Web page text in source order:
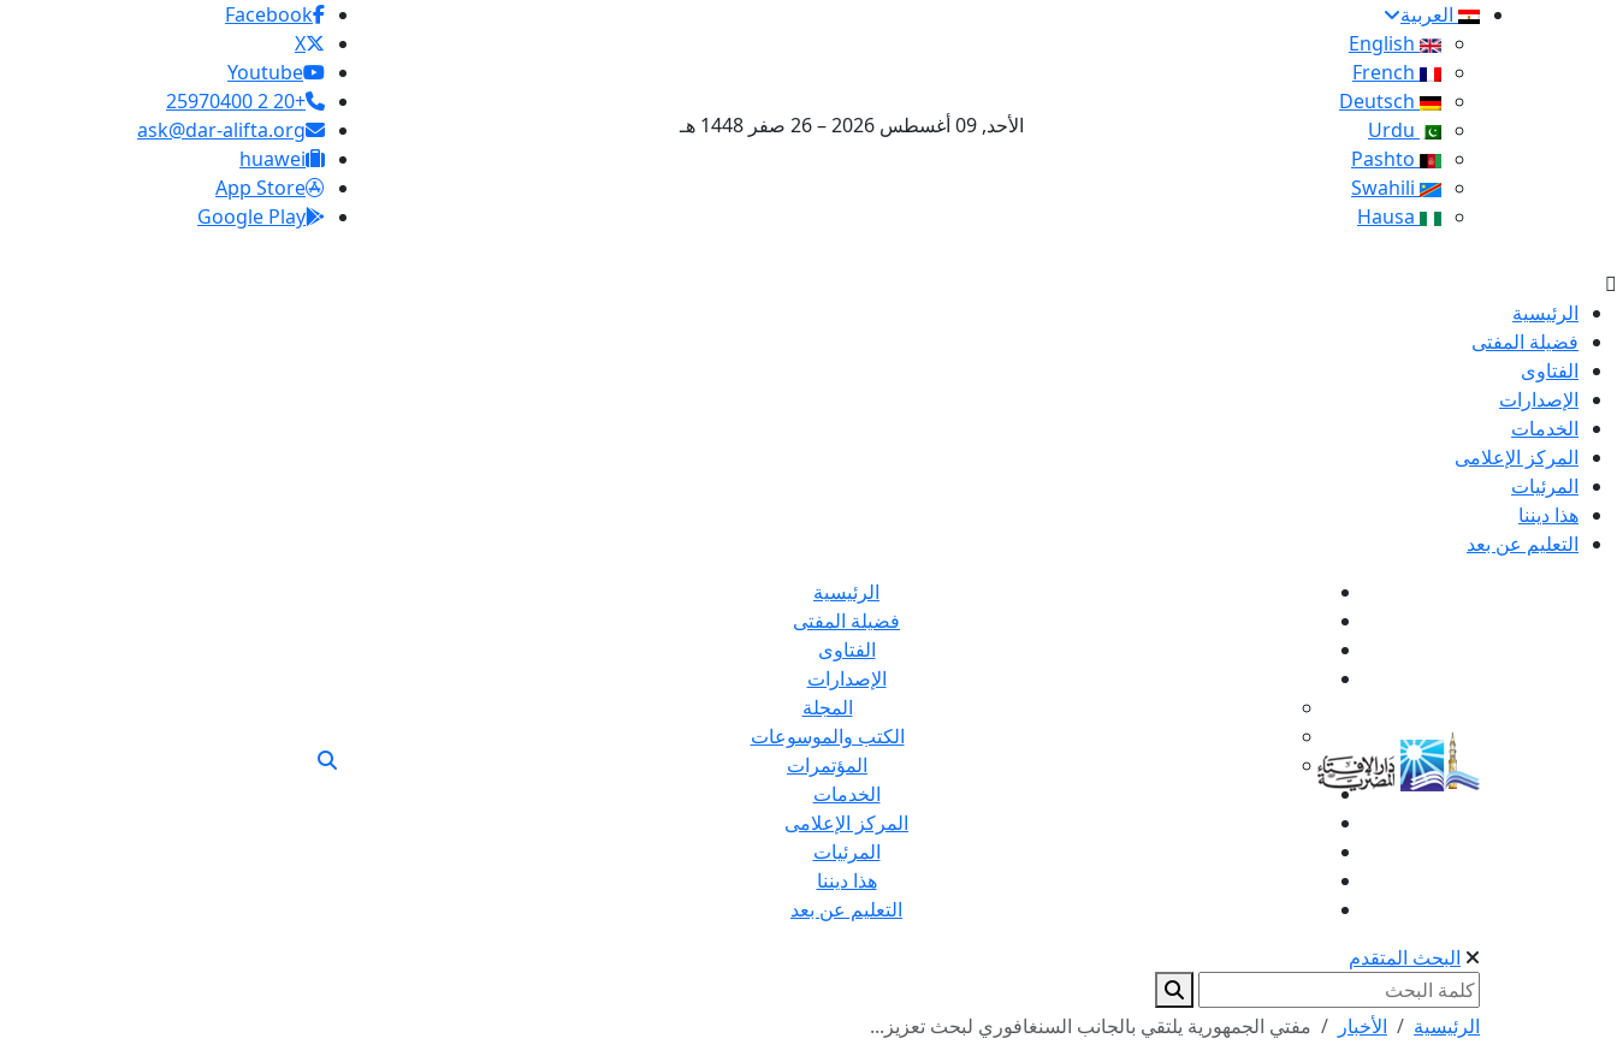
العربية
الأحد, 09 أغسطس 2026 – 26 صفر 1448 هـ
Facebook
X
Youtube
+20 2 25970400
ask@dar-alifta.org
huawei
App Store
Google Play
الرئيسية
فضيلة المفتى
الفتاوى
الإصدارات
الخدمات
المركز الإعلامى
المرئيات
هذا ديننا
التعليم عن بعد
الرئيسية
فضيلة المفتى
الفتاوى
الإصدارات
المجلة
الكتب والموسوعات
المؤتمرات
الخدمات
المركز الإعلامى
المرئيات
هذا ديننا
التعليم عن بعد
البحث المتقدم
الرئيسية الأخبار
مفتي الجمهورية يلتقي بالجانب السنغافوري لبحث تعزيز...